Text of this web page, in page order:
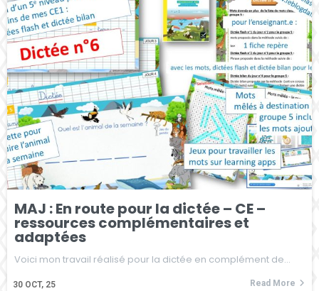
MAJ : En route pour la dictée – CE –
ressources complémentaires et
adaptées
30 OCT, 25
Voici mon travail réalisé pour la dictée en complément de…
Read More